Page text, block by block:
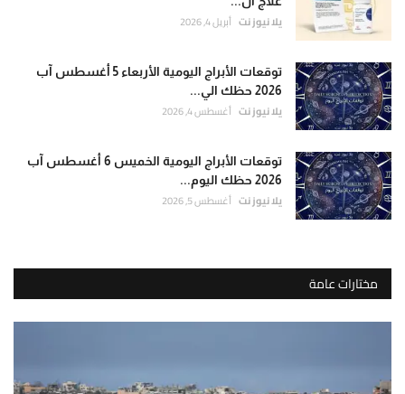
يلا نيوز نت أبريل 4, 2026
توقعات الأبراج اليومية الأربعاء 5 أغسطس آب
2026 حظك الي...
يلا نيوز نت أغسطس 4, 2026
توقعات الأبراج اليومية الخميس 6 أغسطس آب
2026 حظك اليوم...
يلا نيوز نت أغسطس 5, 2026
مختارات عامة